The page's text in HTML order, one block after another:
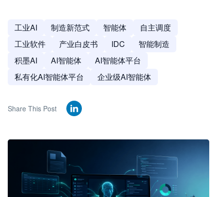
工业AI 制造新范式 智能体
自主调度
工业软件
产业白皮书 IDC
智能制造
积墨AI
AI智能体
AI智能体平台
私有化AI智能体平台
企业级AI智能体
Share This Post